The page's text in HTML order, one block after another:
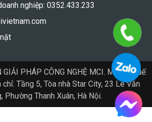
nghiệp: 0352.433.233
GIẢI PHÁP CÔNG NGHỆ MCI. Mã số thuế:
Tầng 5, Tòa nhà Star City, 23 Lê Văn
Phường Thanh Xuân, Hà Nội.